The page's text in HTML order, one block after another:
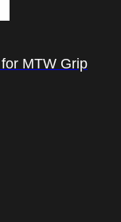
MTW Grip